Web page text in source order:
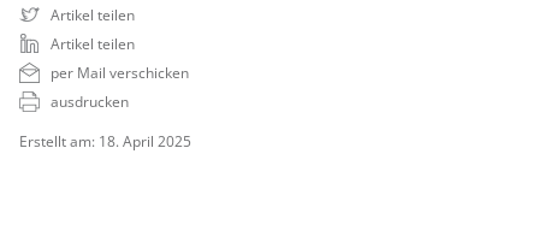
Artikel teilen
Artikel teilen
per Mail verschicken
ausdrucken
Erstellt am: 18. April 2025